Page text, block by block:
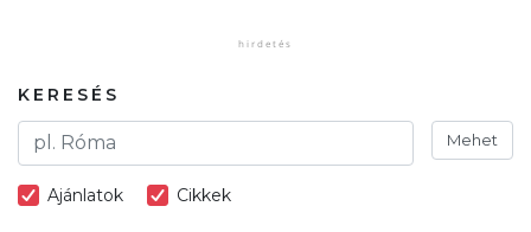
KERESÉS
Mehet
Ajánlatok Cikkek